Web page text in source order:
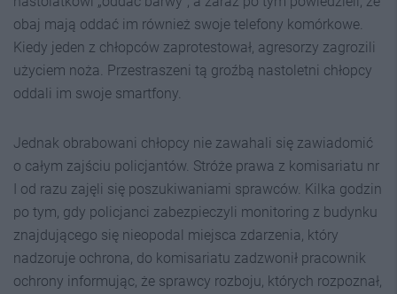
obaj mają oddać im również swoje telefony komórkowe.
Kiedy jeden z chłopców zaprotestował, agresorzy zagrozili
użyciem noża. Przestraszeni tą groźbą nastoletni chłopcy
oddali im swoje smartfony.
Jednak obrabowani chłopcy nie zawahali się zawiadomić
o całym zajściu policjantów. Stróże prawa z komisariatu nr
I od razu zajęli się poszukiwaniami sprawców. Kilka godzin
po tym, gdy policjanci zabezpieczyli monitoring z budynku
znajdującego się nieopodal miejsca zdarzenia, który
nadzoruje ochrona, do komisariatu zadzwonił pracownik
ochrony informując, że sprawcy rozboju, których rozpoznał,